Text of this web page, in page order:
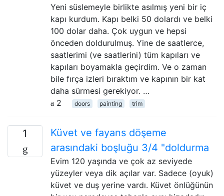
Yeni süslemeyle birlikte asılmış yeni bir iç
kapı kurdum. Kapı belki 50 dolardı ve belki
100 dolar daha. Çok uygun ve hepsi
önceden doldurulmuş. Yine de saatlerce,
saatlerimi (ve saatlerini) tüm kapıları ve
kapıları boyamakla geçirdim. Ve o zaman
bile fırça izleri bıraktım ve kapının bir kat
daha sürmesi gerekiyor. …
2
doors painting trim
1
Küvet ve fayans döşeme
arasındaki boşluğu 3/4 "doldurma
Evim 120 yaşında ve çok az seviyede
yüzeyler veya dik açılar var. Sadece (oyuk)
küvet ve duş yerine vardı. Küvet önlüğünün